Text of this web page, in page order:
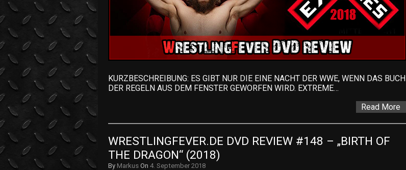
KURZBESCHREIBUNG: ES GIBT NUR DIE EINE NACHT DER WWE, WENN DAS BUCH
DER REGELN AUS DEM FENSTER GEWORFEN WIRD. EXTREME…
Read More
WRESTLINGFEVER.DE DVD REVIEW #148 – „BIRTH OF
THE DRAGON“ (2018)
By Markus On 4. September 2018